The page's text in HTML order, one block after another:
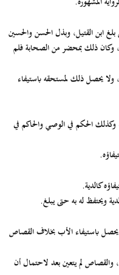
ابن القتيل، وبذل الحسن والحسين
وكان ذلك بمحضر من الصحابة فلم
ولا يحصل ذلك لمستحقه باستيفاء
وكذلك الحكم في الوصي والحاكم في
كالدية.
ويحتفظ له به حتى يبلغ.
باستيفاء الأب بخلاف القصاص
والقصاص لم يتعين بعد لاحتمال أن